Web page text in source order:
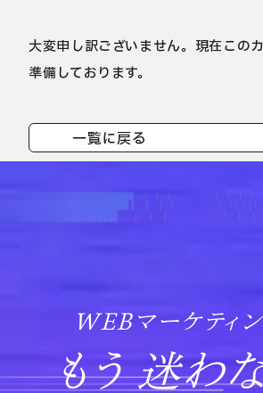
大変申し訳ございません。現在この
準備しております。
一覧に戻る
WEBマーケティン
もう 迷わな